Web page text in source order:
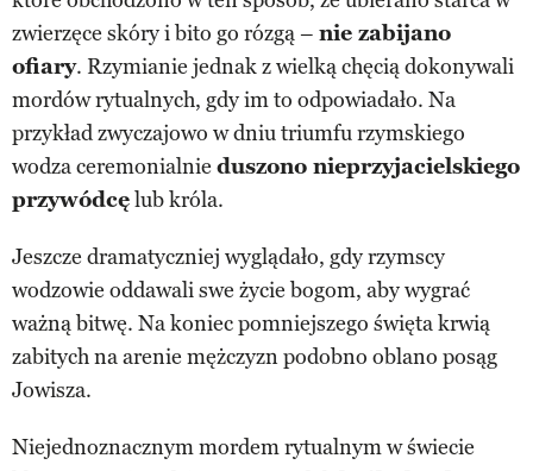
zwierzęce skóry i bito go rózgą – nie zabijano
ofiary. Rzymianie jednak z wielką chęcią dokonywali
mordów rytualnych, gdy im to odpowiadało. Na
przykład zwyczajowo w dniu triumfu rzymskiego
wodza ceremonialnie duszono nieprzyjacielskiego
przywódcęlub króla.
Jeszcze dramatyczniej wyglądało, gdy rzymscy
wodzowie oddawali swe życie bogom, aby wygrać
ważną bitwę. Na koniec pomniejszego święta krwią
zabitych na arenie mężczyzn podobno oblano posąg
Jowisza.
Niejednoznacznym mordem rytualnym w świecie